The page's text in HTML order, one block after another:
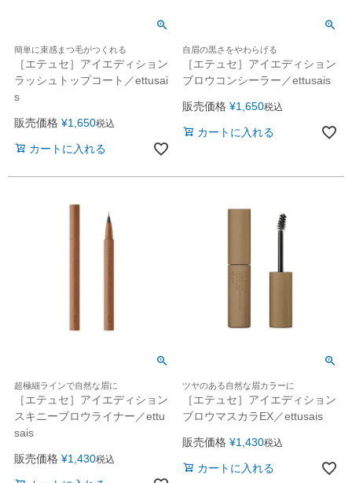
簡単に束感まつ毛がつくれる
［エテュセ］アイエディション
ラッシュトップコート／ettusai
s
販売価格 ¥1,650税込
カートに入れる
自眉の黒さをやわらげる
［エテュセ］アイエディション
ブロウコンシーラー／ettusais
販売価格 ¥1,650税込
カートに入れる
超極細ラインで自然な眉に
［エテュセ］アイエディション
スキニーブロウライナー／ettu
sais
販売価格 ¥1,430税込
ツヤのある自然な眉カラーに
［エテュセ］アイエディション
ブロウマスカラEX／ettusais
販売価格 ¥1,430税込
カートに入れる